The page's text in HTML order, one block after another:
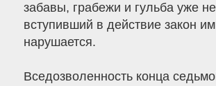
забавы, грабежи и гульба уже
вступивший в действие закон
нарушается.
Вседозволенность конца